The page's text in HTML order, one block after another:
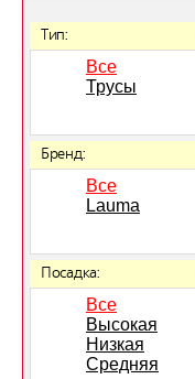
Тип:
Все
Трусы
Бренд:
Все
Lauma
Посадка:
Все
Высокая
Низкая
Средняя